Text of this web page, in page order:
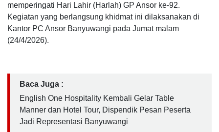
memperingati Hari Lahir (Harlah) GP Ansor ke-92.
Kegiatan yang berlangsung khidmat ini dilaksanakan di
Kantor PC Ansor Banyuwangi pada Jumat malam
(24/4/2026).
Baca Juga :
English One Hospitality Kembali Gelar Table
Manner dan Hotel Tour, Dispendik Pesan Peserta
Jadi Representasi Banyuwangi